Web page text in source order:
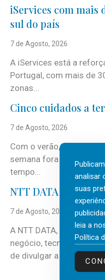
iServices com mais
sul do país
7 de Agosto, 2026
A iServices está a
Portugal, com mais de
zonas...
Cinco cuidados a
7 de Agosto, 2026
Com o verão, chegam
semana fora e os dias
tempo...
NTT DATA
7 de Agosto, 2026
A NTT DATA, consultora
negócio, tecnologia e
de divulgar a mais
analisar
suas
leia a
Política